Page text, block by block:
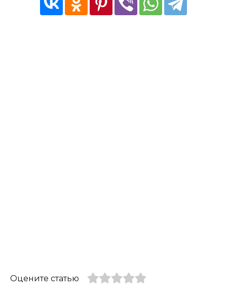
Оцените статью